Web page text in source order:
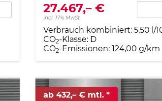
27.467,– €
incl. 17% MwSt.
Verbrauch kombiniert: 5,50 l/
CO2-Klasse: D
CO2-Emissionen: 124,00 g/km
ab 432,– € mtl.